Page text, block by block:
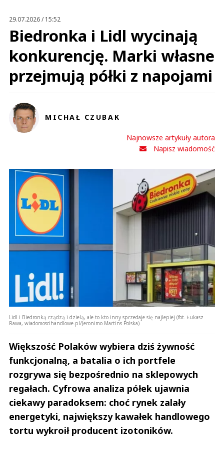
29.07.2026 / 15:52
Biedronka i Lidl wycinają
konkurencję. Marki własne
przejmują półki z napojami
MICHAŁ CZUBAK
Najnowsze artykuły autora
Napisz wiadomość
Lidl i Biedronką rządzą i dzielą, ale to kto inny sprzedaje się najlepiej (fot. Łukasz
Rawa, wiadomoscihandlowe.pl/Jeronimo Martins Polska)
Większość Polaków wybiera dziś żywność
funkcjonalną, a batalia o ich portfele
rozgrywa się bezpośrednio na sklepowych
regałach. Cyfrowa analiza półek ujawnia
ciekawy paradoksem: choć rynek zalały
energetyki, największy kawałek handlowego
tortu wykroił producent izotoników.